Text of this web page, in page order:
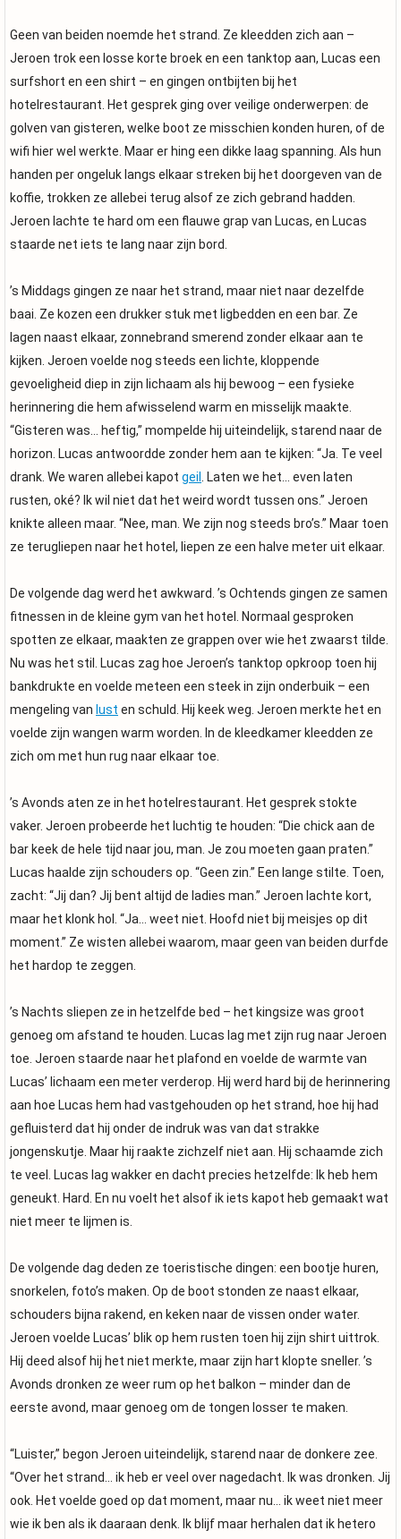
Geen van beiden noemde het strand. Ze kleedden zich aan –
Jeroen trok een losse korte broek en een tanktop aan, Lucas een
surfshort en een shirt – en gingen ontbijten bij het
hotelrestaurant. Het gesprek ging over veilige onderwerpen: de
golven van gisteren, welke boot ze misschien konden huren, of de
wifi hier wel werkte. Maar er hing een dikke laag spanning. Als hun
handen per ongeluk langs elkaar streken bij het doorgeven van de
koffie, trokken ze allebei terug alsof ze zich gebrand hadden.
Jeroen lachte te hard om een flauwe grap van Lucas, en Lucas
staarde net iets te lang naar zijn bord.
’s Middags gingen ze naar het strand, maar niet naar dezelfde
baai. Ze kozen een drukker stuk met ligbedden en een bar. Ze
lagen naast elkaar, zonnebrand smerend zonder elkaar aan te
kijken. Jeroen voelde nog steeds een lichte, kloppende
gevoeligheid diep in zijn lichaam als hij bewoog – een fysieke
herinnering die hem afwisselend warm en misselijk maakte.
“Gisteren was… heftig,” mompelde hij uiteindelijk, starend naar de
horizon. Lucas antwoordde zonder hem aan te kijken: “Ja. Te veel
drank. We waren allebei kapot geil
. Laten we het… even laten
rusten, oké? Ik wil niet dat het weird wordt tussen ons.” Jeroen
knikte alleen maar. “Nee, man. We zijn nog steeds bro’s.” Maar toen
ze terugliepen naar het hotel, liepen ze een halve meter uit elkaar.
De volgende dag werd het awkward. ’s Ochtends gingen ze samen
fitnessen in de kleine gym van het hotel. Normaal gesproken
spotten ze elkaar, maakten ze grappen over wie het zwaarst tilde.
Nu was het stil. Lucas zag hoe Jeroen’s tanktop opkroop toen hij
bankdrukte en voelde meteen een steek in zijn onderbuik – een
mengeling van lust en schuld. Hij keek weg. Jeroen merkte het en
voelde zijn wangen warm worden. In de kleedkamer kleedden ze
zich om met hun rug naar elkaar toe.
’s Avonds aten ze in het hotelrestaurant. Het gesprek stokte
vaker. Jeroen probeerde het luchtig te houden: “Die chick aan de
bar keek de hele tijd naar jou, man. Je zou moeten gaan praten.”
Lucas haalde zijn schouders op. “Geen zin.” Een lange stilte. Toen,
zacht: “Jij dan? Jij bent altijd de ladies man.” Jeroen lachte kort,
maar het klonk hol. “Ja… weet niet. Hoofd niet bij meisjes op dit
moment.” Ze wisten allebei waarom, maar geen van beiden durfde
het hardop te zeggen.
’s Nachts sliepen ze in hetzelfde bed – het kingsize was groot
genoeg om afstand te houden. Lucas lag met zijn rug naar Jeroen
toe. Jeroen staarde naar het plafond en voelde de warmte van
Lucas’ lichaam een meter verderop. Hij werd hard bij de herinnering
aan hoe Lucas hem had vastgehouden op het strand, hoe hij had
gefluisterd dat hij onder de indruk was van dat strakke
jongenskutje. Maar hij raakte zichzelf niet aan. Hij schaamde zich
te veel. Lucas lag wakker en dacht precies hetzelfde: Ik heb hem
geneukt. Hard. En nu voelt het alsof ik iets kapot heb gemaakt wat
niet meer te lijmen is.
De volgende dag deden ze toeristische dingen: een bootje huren,
snorkelen, foto’s maken. Op de boot stonden ze naast elkaar,
schouders bijna rakend, en keken naar de vissen onder water.
Jeroen voelde Lucas’ blik op hem rusten toen hij zijn shirt uittrok.
Hij deed alsof hij het niet merkte, maar zijn hart klopte sneller. ’s
Avonds dronken ze weer rum op het balkon – minder dan de
eerste avond, maar genoeg om de tongen losser te maken.
“Luister,” begon Jeroen uiteindelijk, starend naar de donkere zee.
“Over het strand… ik heb er veel over nagedacht. Ik was dronken. Jij
ook. Het voelde goed op dat moment, maar nu… ik weet niet meer
wie ik ben als ik daaraan denk. Ik blijf maar herhalen dat ik hetero